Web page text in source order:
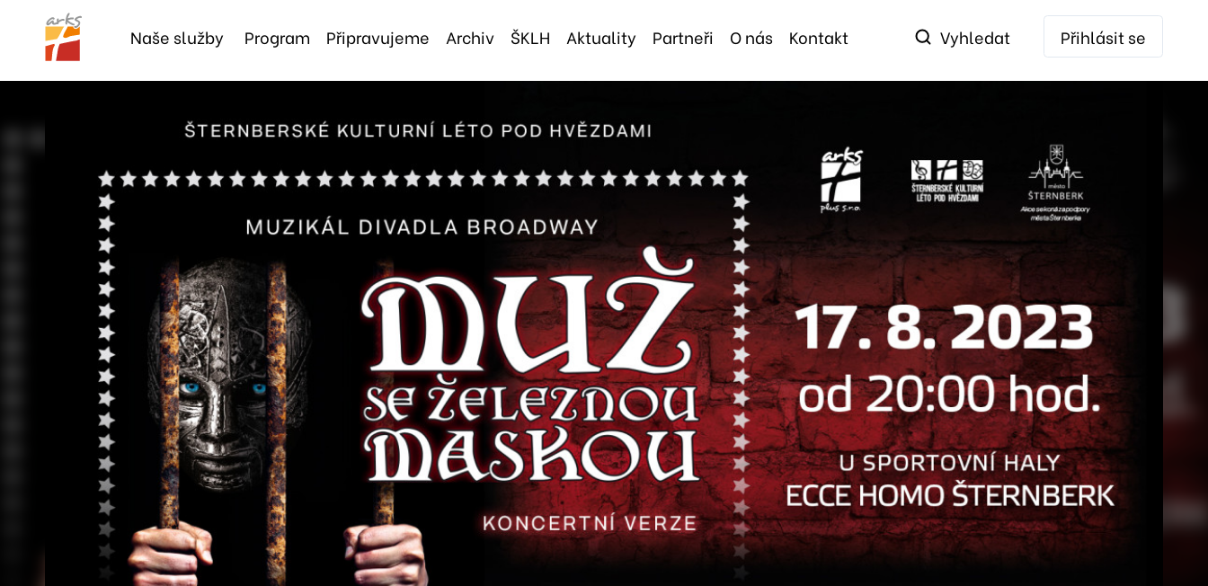
Naše služby Program Připravujeme Archiv ŠKLH Aktuality Partneři O nás Kontakt Vyhledat Přihlásit se